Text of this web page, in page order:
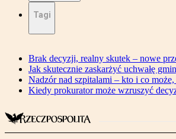
Tagi
Brak decyzji, realny skutek – nowe
Jak skutecznie zaskarżyć uchwałę
Nadzór nad szpitalami – kto i co
Kiedy prokurator może wzruszyć